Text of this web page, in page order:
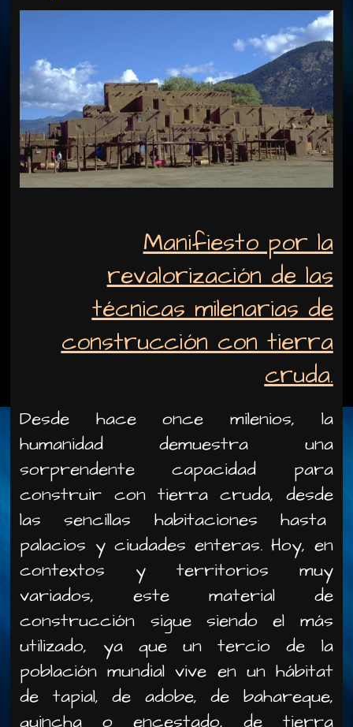
Manifiesto por la
revalorización de las
técnicas milenarias de
construcción con tierra
cruda.
Desde hace once milenios, la
humanidad demuestra una
sorprendente capacidad para
construir con tierra cruda, desde
las sencillas habitaciones hasta
palacios y ciudades enteras. Hoy, en
contextos y territorios muy
variados, este material de
construcción sigue siendo el más
utilizado, ya que un tercio de la
población mundial vive en un hábitat
de tapial, de adobe, de bahareque,
quincha o encestado, de tierra